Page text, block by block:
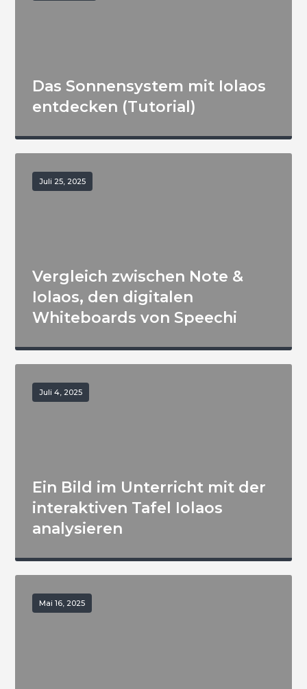
Das Sonnensystem mit Iolaos
entdecken (Tutorial)
Juli 25, 2025
Vergleich zwischen Note &
Iolaos, den digitalen
Whiteboards von Speechi
Juli 4, 2025
Ein Bild im Unterricht mit der
interaktiven Tafel Iolaos
analysieren
Mai 16, 2025